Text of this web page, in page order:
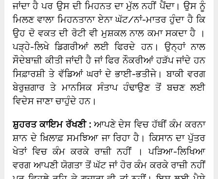
ਜਾਂਦਾ ਹੈ ਪਰ ਉਸ ਦੀ ਮਿਹਨਤ ਦਾ ਮੁੱਲ ਨਹੀਂ ਪੈਂਦਾ। ਉਸ ਨੂੰ
ਮਿਲਣ ਵਾਲਾ ਮਿਹਨਤਾਨਾ ਏਨਾ ਘੱਟ/ਨਾਂ-ਮਾਤਰ ਹੁੰਦਾ ਹੈ ਕਿ
ਉਹ ਦੋ ਵਕਤ ਦੀ ਰੋਟੀ ਵੀ ਮੁਸ਼ਕਲ ਨਾਲ ਕਮਾ ਸਕਦਾ ਹੈ ।
ਪੜ੍ਹੇ-ਲਿਖੇ ਡਿਗਰੀਆਂ ਲਈ ਫਿਰਦੇ ਹਨ। ਉਨ੍ਹਾਂ ਨਾਲ
ਸੌਦੇਬਾਜ਼ੀ ਕੀਤੀ ਜਾਂਦੀ ਹੈ ਜਾਂ ਫਿਰ ਨੌਕਰੀਆਂ ਹੜੱਪ ਜਾਂਦੇ ਹਨ
ਸਿਫ਼ਾਰਸ਼ੀ ਤੇ ਵੱਡਿਆਂ ਘਰਾਂ ਦੇ ਭਾਈ-ਭਤੀਜੇ। ਬਾਕੀ ਵਰਗ
ਬੇਰੁਜ਼ਗਾਰ ਤੇ ਮਾਨਸਿਕ ਸੰਤਾਪ ਹੰਢਾਉਣ ਤੋਂ ਬਚਣ ਲਈ
ਵਿਦੇਸ ਜਾਣਾ ਚਾਹੁੰਦੇ ਹਨ।
ਸ਼ੁਹਰਤ ਕਾਇਮ ਰੱਖਣੀ :ਆਪਣੇ ਦੇਸ ਵਿਚ ਹੱਥੀਂ ਕੰਮ ਕਰਨਾ
ਸ਼ਾਨ ਦੇ ਖ਼ਿਲਾਫ਼ ਸਮਝਿਆ ਜਾ ਰਿਹਾ ਹੈ। ਕਿਸਾਨ ਦਾ ਪੁੱਤਰ
ਖੇਤਾਂ ਵਿਚ ਕੰਮ ਕਰਕੇ ਰਾਜ਼ੀ ਨਹੀਂ । ਪੜਿਆ-ਲਿਖਿਆ
ਵਰਗ ਆਪਣੀ ਯੋਗਤਾ ਤੋਂ ਘੱਟ ਜਾਂ ਹੋਰ ਕੰਮ ਕਰਕੇ ਰਾਜ਼ੀ ਨਹੀਂ